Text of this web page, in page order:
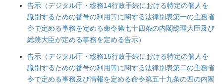
告示（デジタル庁・総務14行政手続における特定の個人を
識別するための番号の利用等に関する法律別表第一の主務省
令で定める事務を定める命令第七十四条の内閣総理大臣及び
総務大臣が定める事務を定める告示）
告示（デジタル庁・総務15行政手続における特定の個人を
識別するための番号の利用等に関する法律別表第二の主務省
令で定める事務及び情報を定める命令第五十九条の四の内閣